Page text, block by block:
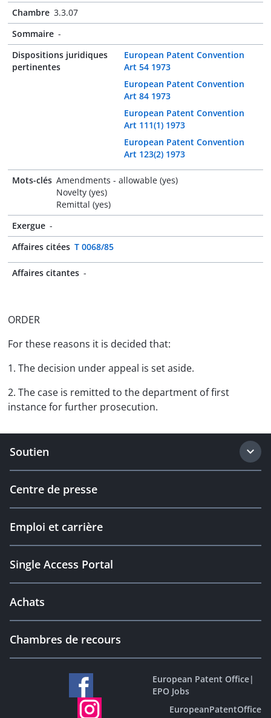
Chambre 3.3.07
Sommaire -
Dispositions juridiques
pertinentes
European Patent Convention
Art 54 1973
European Patent Convention
Art 84 1973
European Patent Convention
Art 111(1) 1973
European Patent Convention
Art 123(2) 1973
Mots-clés Amendments - allowable (yes)
Novelty (yes)
Remittal (yes)
Exergue -
Affaires citées T 0068/85
Affaires citantes -
ORDER
For these reasons it is decided that:
1. The decision under appeal is set aside.
2. The case is remitted to the department of first
instance for further prosecution.
Soutien
Centre de presse
Emploi et carrière
Single Access Portal
Achats
Chambres de recours
European Patent Office|
EPO Jobs
EuropeanPatentOffice